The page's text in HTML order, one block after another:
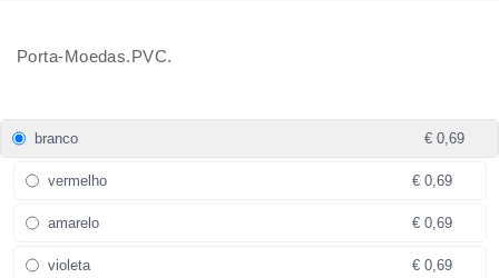
Porta-Moedas.PVC.
branco € 0,69
vermelho € 0,69
amarelo € 0,69
violeta € 0,69